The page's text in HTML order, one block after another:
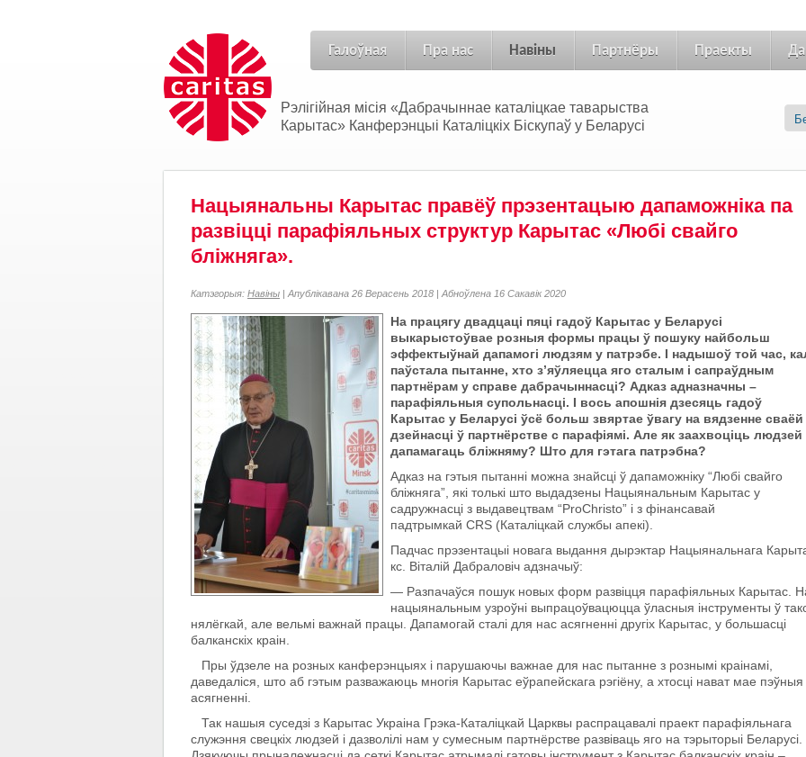
Галоўная Пра нас Навіны Партнёры Праекты
Рэлігійная місія «Дабрачыннае каталіцкае таварыства
Карытас» Канферэнцыі Каталіцкіх Біскупаў у Беларусі
Нацыянальны Карытас правёў прэзентацыю дапаможніка па
развіцці парафіяльных структур Карытас «Любі свайго
бліжняга».
Катэгорыя: Навіны | Апублікавана 26 Верасень 2018 | Абноўлена 16 Сакавік 2020
На працягу двадцаці пяці гадоў Карытас у Беларусі
выкарыстоўвае розныя формы працы ў пошуку найбольш
эффектыўнай дапамогі людзям у патрэбе. І надышоў той час,
паўстала пытанне, хто з’яўляецца яго сталым і сапраўдным
партнёрам у справе дабрачыннасці? Адказ адназначны –
парафіяльныя супольнасці. І вось апошнія дзесяць гадоў
Карытас у Беларусі ўсё больш звяртае ўвагу на вядзенне сваёй
дзейнасці ў партнёрстве с парафіямі. Але як заахвоціць людзей
дапамагаць бліжняму? Што для гэтага патрэбна?
Адказ на гэтыя пытанні можна знайсці ў дапаможніку “Любі свайго
бліжняга”, які толькі што выдадзены Нацыянальным Карытас у
садружнасці з выдавецтвам “ProChristo” і з фінансавай
падтрымкай CRS (Каталіцкай службы апекі).
Падчас прэзентацыі новага выдання дырэктар Нацыянальнага
кс. Віталій Дабраловіч адзначыў:
— Разпачаўся пошук новых форм развіцця парафіяльных Карытас.
нацыянальным узроўні выпрацоўвацюцца ўласныя інструменты ў
нялёгкай, але вельмі важнай працы. Дапамогай сталі для нас асягненні другіх Карытас, у большасці
балканскіх краін.
Пры ўдзеле на розных канферэнцыях і парушаючы важнае для нас пытанне з рознымі краінамі,
даведаліся, што аб гэтым разважаюць многія Карытас еўрапейскага рэгіёну, а хтосці нават мае пэўныя
асягненні.
Так нашыя суседзі з Карытас Украіна Грэка-Каталіцкай Царквы распрацавалі праект парафіяльнага
служэння свецкіх людзей і дазволілі нам у сумесным партнёрстве развіваць яго на тэрыторыі Беларусі.